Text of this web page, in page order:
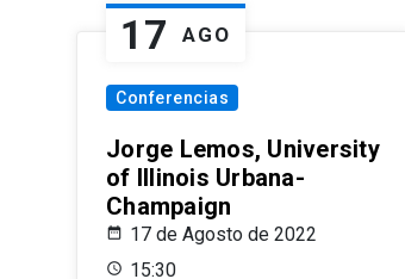
17 AGO
Conferencias
Jorge Lemos, University
of Illinois Urbana-
Champaign
17 de Agosto de 2022
15:30